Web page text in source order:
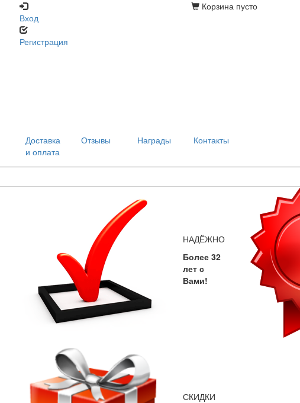
Вход
Регистрация
Корзина пусто
Доставка
и оплата
Отзывы Награды Контакты
НАДЁЖНО
Более 32
лет с
Вами!
СКИДКИ